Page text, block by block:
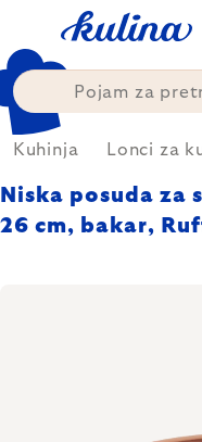
content
Kuhinja Lonci za
Niska posuda za
26 cm, bakar,